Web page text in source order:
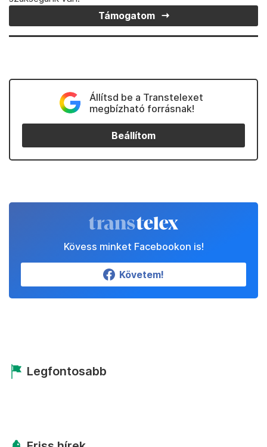
Támogatom
Állítsd be a Transtelexet
megbízható forrásnak!
Beállítom
Kövess minket Facebookon is!
Követem!
Legfontosabb